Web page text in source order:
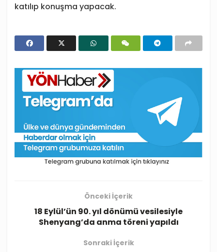
katılıp konuşma yapacak.
Önceki İçerik
18 Eylül’ün 90. yıl dönümü vesilesiyle
Shenyang’da anma töreni yapıldı
Sonraki İçerik